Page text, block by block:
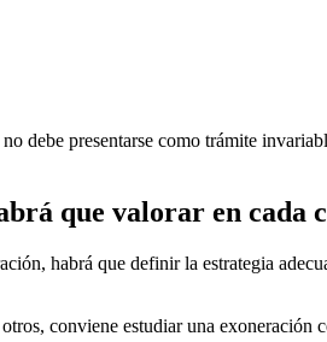
debe presentarse como trámite
que valorar en cada
habrá que definir la estrategia
conviene estudiar una exoneración